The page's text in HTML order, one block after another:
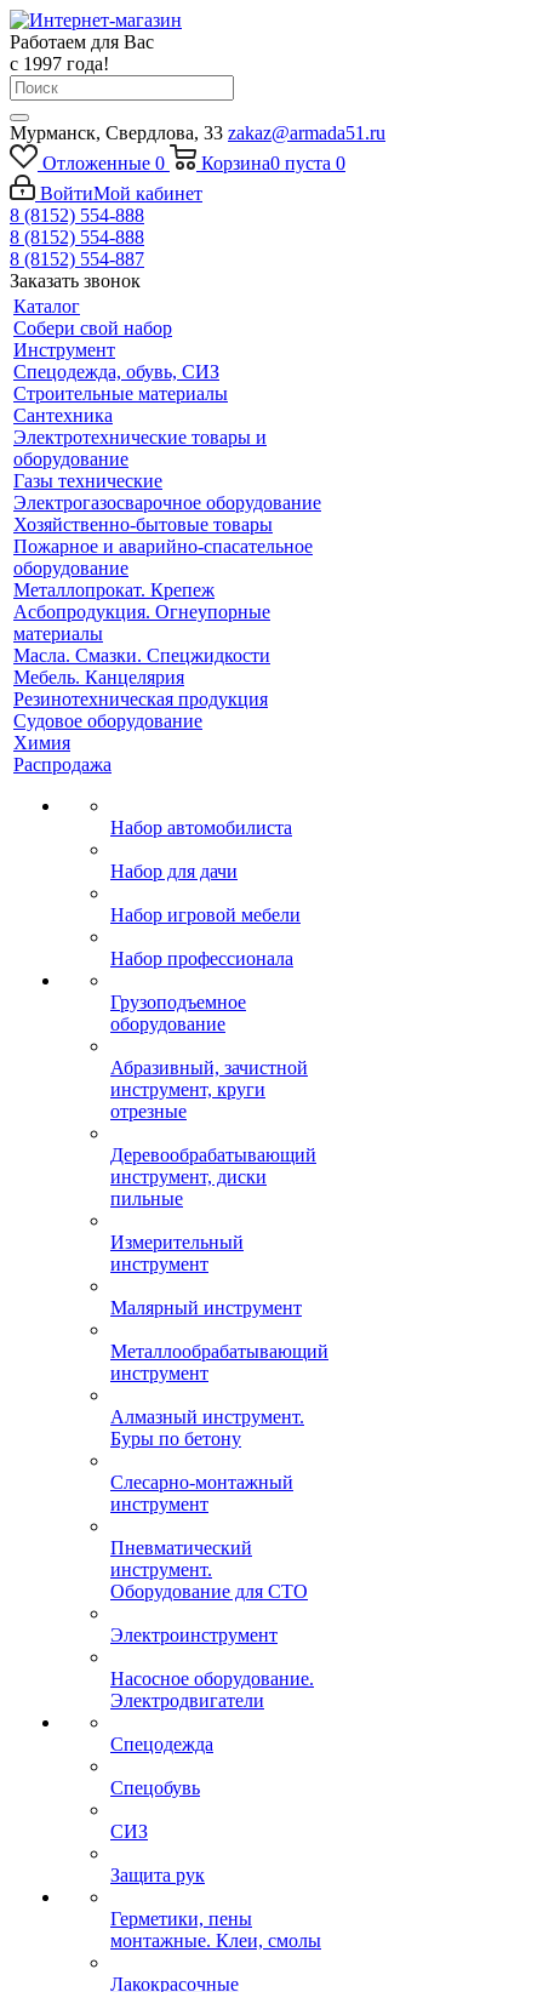
Работаем для Вас
с 1997 года!
Мурманск, Свердлова, 33 zakaz@armada51.ru
Отложенные 0 Корзина0 пуста 0
ВойтиМой кабинет
8 (8152) 554-888
8 (8152) 554-888
8 (8152) 554-887
Заказать звонок
Каталог
Собери свой набор
Инструмент
Спецодежда, обувь, СИЗ
Строительные материалы
Сантехника
Электротехнические товары и
оборудование
Газы технические
Электрогазосварочное оборудование
Хозяйственно-бытовые товары
Пожарное и аварийно-спасательное
оборудование
Металлопрокат. Крепеж
Асбопродукция. Огнеупорные
материалы
Масла. Смазки. Спецжидкости
Мебель. Канцелярия
Резинотехническая продукция
Судовое оборудование
Химия
Распродажа
Набор автомобилиста
Набор для дачи
Набор игровой мебели
Набор профессионала
Грузоподъемное
оборудование
Абразивный, зачистной
инструмент, круги
отрезные
Деревообрабатывающий
инструмент, диски
пильные
Измерительный
инструмент
Малярный инструмент
Металлообрабатывающий
инструмент
Алмазный инструмент.
Буры по бетону
Слесарно-монтажный
инструмент
Пневматический
инструмент.
Оборудование для СТО
Электроинструмент
Насосное оборудование.
Электродвигатели
Спецодежда
Спецобувь
СИЗ
Защита рук
Герметики, пены
монтажные. Клеи, смолы
Лакокрасочные